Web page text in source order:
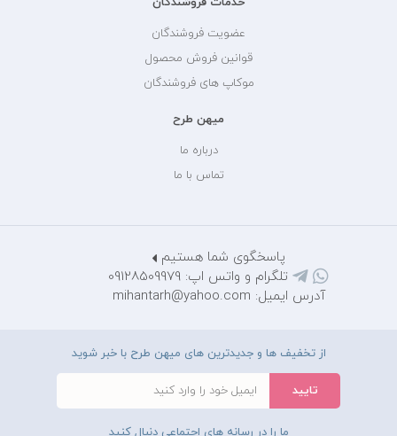
عضویت فروشندگان
قوانین فروش محصول
موکاپ های فروشندگان
میهن طرح
درباره ما
تماس با ما
پاسخگوی شما هستیم
تلگرام و واتس اپ: 09128509979
آدرس ایمیل: mihantarh@yahoo.com
از تخفیف ها و جدیدترین های میهن طرح با خبر شوید
ما را در رسانه های اجتماعی دنبال کنید